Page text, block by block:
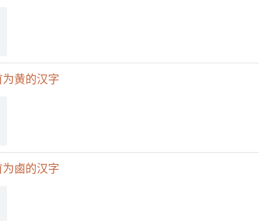
黄的汉字
鹵的汉字